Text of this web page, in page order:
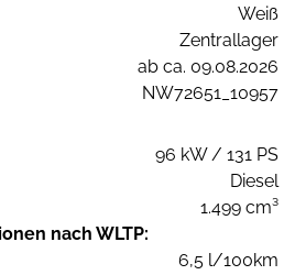
Weiß
Zentrallager
ab ca. 09.08.2026
NW72651_10957
96 kW / 131 PS
Diesel
1.499 cm³
nach WLTP:
6,5 l/100km